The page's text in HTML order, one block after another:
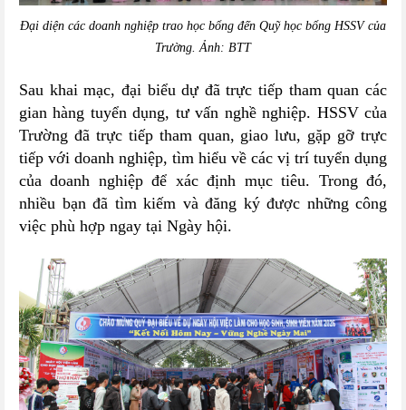
Đại diện các doanh nghiệp trao học bổng đến Quỹ học bổng HSSV của
Trường.Ảnh: BTT
Sau khai mạc, đại biểu dự đã trực tiếp tham quan các
gian hàng tuyển dụng, tư vấn nghề nghiệp. HSSV của
Trường đã trực tiếp tham quan, giao lưu, gặp gỡ trực
tiếp với doanh nghiệp, tìm hiểu về các vị trí tuyển dụng
của doanh nghiệp để xác định mục tiêu. Trong đó,
nhiều bạn đã tìm kiếm và đăng ký được những công
việc phù hợp ngay tại Ngày hội.